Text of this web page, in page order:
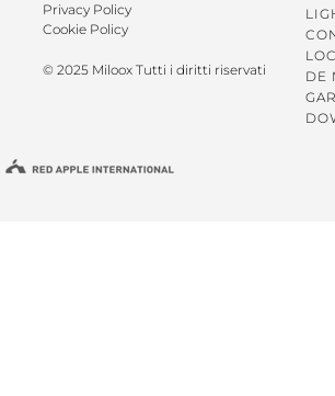
Privacy Policy
Cookie Policy
© 2025 Miloox Tutti i diritti riservati
DE